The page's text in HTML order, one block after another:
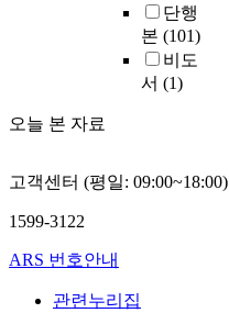
단행
본 (101)
비도
서 (1)
오늘 본 자료
고객센터 (평일: 09:00~18:00)
1599-3122
ARS 번호안내
관련누리집